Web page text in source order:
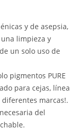
y de asepsia,
limpieza y
un solo uso de
pigmentos PURE
para cejas, línea
diferentes marcas!.
del